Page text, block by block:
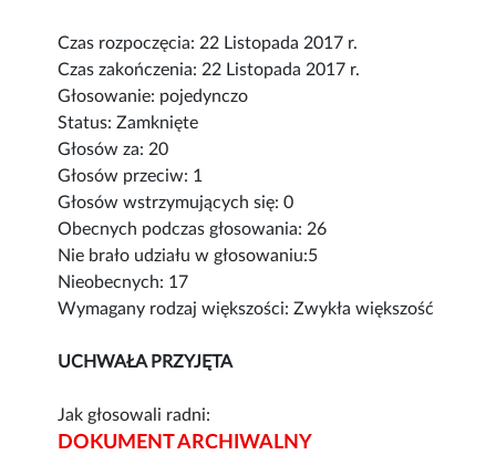
Czas rozpoczęcia: 22 Listopada 2017 r.
Czas zakończenia: 22 Listopada 2017 r.
Głosowanie: pojedynczo
Status: Zamknięte
Głosów za: 20
Głosów przeciw: 1
Głosów wstrzymujących się: 0
Obecnych podczas głosowania: 26
Nie brało udziału w głosowaniu:5
Nieobecnych: 17
Wymagany rodzaj większości: Zwykła większość
UCHWAŁA PRZYJĘTA
Jak głosowali radni:
DOKUMENT ARCHIWALNY